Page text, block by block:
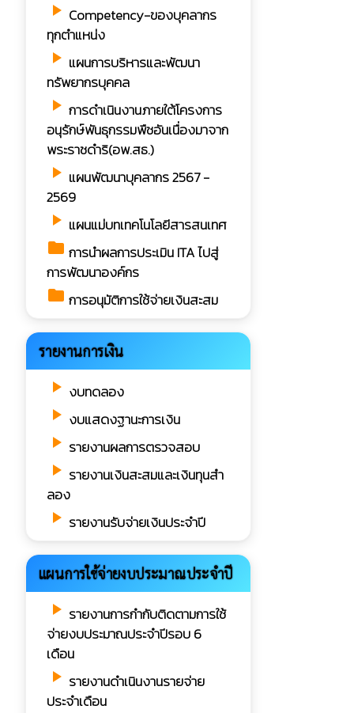
play_arrow Competency-ของบุคลากร
ทุกตำแหน่ง
play_arrow แผนการบริหารและพัฒนา
ทรัพยากรบุคคล
play_arrow การดำเนินงานภายใต้โครงการ
อนุรักษ์พันธุกรรมพืชอันเนื่องมาจาก
พระราชดำริ(อพ.สธ.)
play_arrow แผนพัฒนาบุคลากร 2567 -
2569
play_arrow แผนแม่บทเทคโนโลยีสารสนเทศ
folder การนำผลการประเมิน ITA ไปสู่
การพัฒนาองค์กร
folder การอนุมัติการใช้จ่ายเงินสะสม
รายงานการเงิน
play_arrow งบทดลอง
play_arrow งบแสดงฐานะการเงิน
play_arrow รายงานผลการตรวจสอบ
play_arrow รายงานเงินสะสมและเงินทุนสำ
ลอง
play_arrow รายงานรับจ่ายเงินประจำปี
แผนการใช้จ่ายงบประมาณประจำปี
play_arrow รายงานการกํากับติดตามการใช้
จ่ายงบประมาณประจำปีรอบ 6
เดือน
play_arrow รายงานดำเนินงานรายจ่าย
ประจำเดือน